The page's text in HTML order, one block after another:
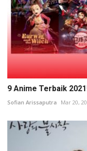
9 Anime Terbaik
Sofian Arissaputra Mar 20,